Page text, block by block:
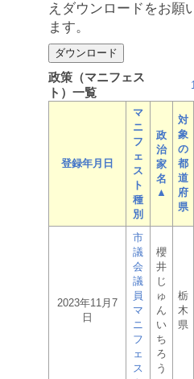
えダウンロードをお願
ます。
政策（マニフェス
ト）一覧
登録年月日
マ
ニ
フ
ェ
ス
ト
種
別
政
治
家
名
▲
対
象
の
都
道
府
県
2023年11月7
日
市
議
会
議
員
マ
ニ
フ
ェ
ス
櫻
井
じ
ゅ
ん
い
ち
ろ
う
栃
木
県